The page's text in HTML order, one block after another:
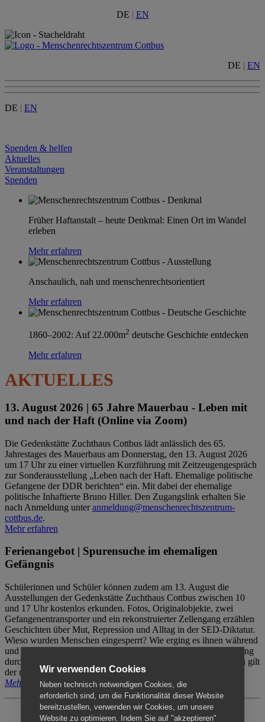
DE | EN
DE | EN
DE | EN
Spenden & helfen
Aktuelles
Veranstaltungen
Spenden
Früher Haftanstalt – heute Denkmal: Einen Ort im Wandel
erleben
Mehr erfahren
Anschaulich, nah und menschenrechtsorientiert
Mehr erfahren
1860–2002: Auf 22.000m2 deutsche Geschichte entdecken
Mehr erfahren
AKTUELLES
13. August 2026 | 65 Jahre Mauerbau - Leben mit
und nach der Haft (Online via Zoom)
Die Gedenkstätte Zuchthaus Cottbus lädt anlässlich des 65.
Jahrestages des Mauerbaus am Donnerstag, den 13. August 2026
um 17 Uhr zu einer virtuellen Kurzführung mit Zeitzeugengespräch
zur Sonderausstellung „Leben nach der Haft. Ehemalige politische
Gefangene der DDR berichten“ ein. Mit dabei der ehemalige
politische Inhaftierte Bruno Hiller. Den Zugangslink erhalten Sie
nach Anmeldung unteranmeldung@menschenrechtszentrum-
cottbus.de.
Mehr erfahren
Ferienangebot | Spurensuche im ehemaligen
Gefängnis
Schülerinnen und Schüler können zudem am 13. August die
Ausstellungen der Gedenkstätte Zuchthaus Cottbus zwischen 10
und 17 Uhr kostenlos erkunden. Fotos, Originalobjekte, zwei
Gefangenentransporter und ein rekonstruierter Zellengang erzählen
Geschichten über Mut, Repression und Alltag in der SED-Diktatur.
Wieso wurden Menschen eingesperrt? Wie erging es ihnen während
und nach der Haft? Der Besuch erfolgt individuell ohne Betreuung
durch das Menschenrechtszentrum Cottbus. Für Begleitpersonen gilt
der reguläre Eintritt (8€ / ermäßigt 5€).
Mehr erfahren
Wir verwenden Cookies
Neben technisch notwendigen Cookies, die
erforderlich sind, um die Funktionalität dieser Website
bereitzustellen, verwenden wir Cookies, um unsere
Website zu optimieren. Indem Sie auf "akzeptieren"